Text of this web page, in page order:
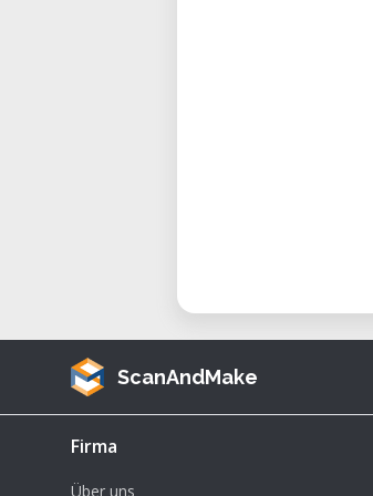
Résolution
Plateforme
Connectivité :
Logiciel
Dimensions
ScanAndMake
Firma
Über uns